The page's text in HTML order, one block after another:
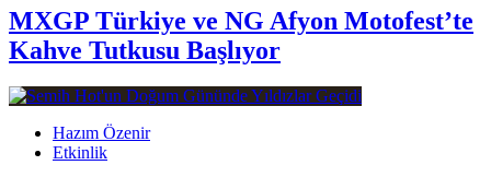
MXGP Türkiye ve NG Afyon Motofest’te
Kahve Tutkusu Başlıyor
Hazım Özenir
Etkinlik